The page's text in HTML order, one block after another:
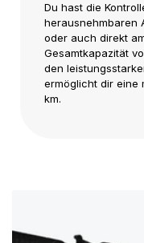
Du hast die
herausnehmbaren
oder auch direkt
Gesamtkapazität
den
ermöglicht dir eine
km.